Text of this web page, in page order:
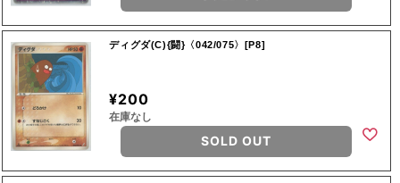
ディグダ(C){闘}〈042/075〉[P8]
¥200
在庫なし
SOLD OUT